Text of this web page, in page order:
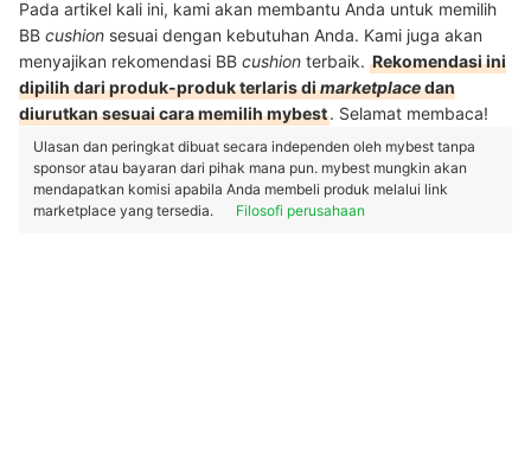
Pada artikel kali ini, kami akan membantu Anda untuk memilih
BB cushion sesuai dengan kebutuhan Anda. Kami juga akan
menyajikan rekomendasi BB cushion terbaik. Rekomendasi ini
dipilih dari produk-produk terlaris dimarketplacedan
diurutkan sesuai cara memilih mybest. Selamat membaca!
Ulasan dan peringkat dibuat secara independen oleh mybest tanpa
sponsor atau bayaran dari pihak mana pun. mybest mungkin akan
mendapatkan komisi apabila Anda membeli produk melalui link
marketplace yang tersedia.
Filosofi perusahaan